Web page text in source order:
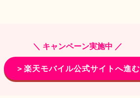
＼ キャンペーン実施中 ／
＞楽天モバイル公式サイトへ進む